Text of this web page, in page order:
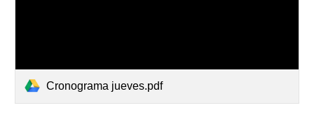
Cronograma jueves.pdf